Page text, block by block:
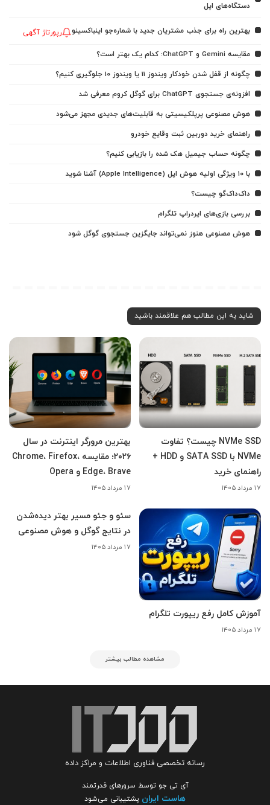
دستگاه‌های اپل
بهترین راه برای جذب مشتریان جدید با شماره‌جو اینباکسینو رپورتاژ آگهی
مقایسه Gemini و ChatGPT: کدام یک بهتر است؟
چگونه از قفل شدن خودکار ویندوز 11 یا ویندوز 10 جلوگیری کنیم؟
افزونه‌ی جستجوی ChatGPT برای گوگل کروم معرفی شد
هوش مصنوعی پرپلکیسیتی به قابلیت‌های جدیدی مجهز می‌شود
راهنمای خرید دوربین ثبت وقایع خودرو
چگونه حساب جیمیل هک شده را بازیابی کنیم؟
با ۱۰ ویژگی اولیه هوش اپل (Apple Intelligence) آشنا شوید
داک‌داک‌گو چیست؟
بررسی بازی‌های ایردراپ تلگرام
هوش مصنوعی هنوز نمی‌تواند جایگزین جستجوی گوگل شود
شاید به این مطالب هم علاقمند باشید
NVMe SSD چیست؟ تفاوت
NVMe با SATA SSD و HDD +
راهنمای خرید
۱۷ مرداد ۱۴۰۵
بهترین مرورگر اینترنت در سال
۲۰۲۶؛ مقایسه Chrome، Firefox،
Edge، Brave و Opera
۱۷ مرداد ۱۴۰۵
آموزش کامل رفع ریپورت تلگرام
۱۷ مرداد ۱۴۰۵
سئو و جئو مسیر بهتر دیده‌شدن
در نتایج گوگل و هوش مصنوعی
۱۷ مرداد ۱۴۰۵
مشاهده مطالب بیشتر
رسانه تخصصی فناوری اطلاعات و مراکز داده
آی تی جو توسط سرورهای قدرتمند
هاست ایران پشتیبانی می‌شود